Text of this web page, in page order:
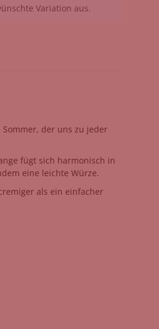
Variation aus.
der uns zu jeder
fügt sich harmonisch in
eine leichte Würze.
als ein einfacher